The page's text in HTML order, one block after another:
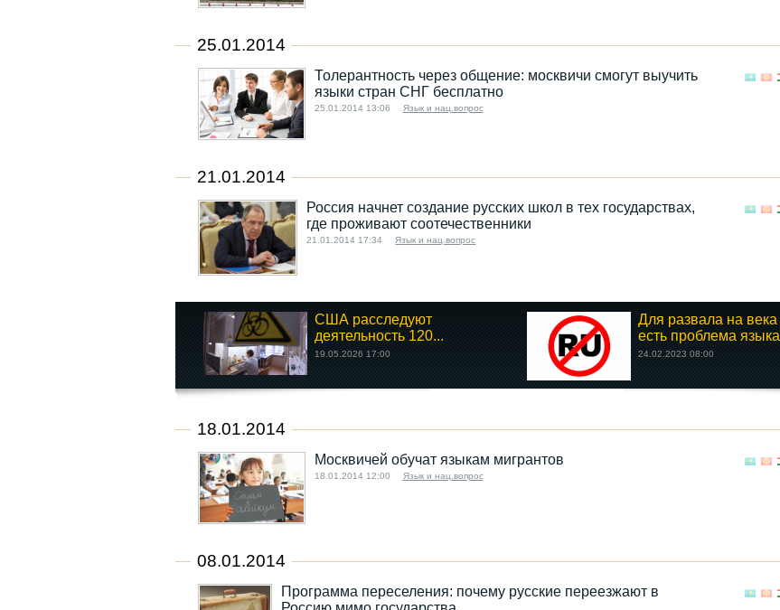
25.01.2014
Толерантность через общение: москвичи смогут выучить
языки стран СНГ бесплатно
25.01.2014 13:06 Язык и нац.вопрос
21.01.2014
Россия начнет создание русских школ в тех государствах,
где проживают соотечественники
21.01.2014 17:34 Язык и нац.вопрос
США расследуют
деятельность 120...
19.05.2026 17:00
Для развала на века
есть проблема языка
24.02.2023 08:00
18.01.2014
Москвичей обучат языкам мигрантов
18.01.2014 12:00 Язык и нац.вопрос
08.01.2014
Программа переселения: почему русские переезжают в